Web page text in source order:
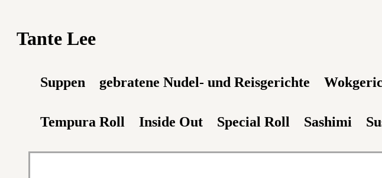
Tante Lee
Suppen gebratene Nudel- und Reisgerichte
Tempura Roll Inside Out Special Roll Sashimi